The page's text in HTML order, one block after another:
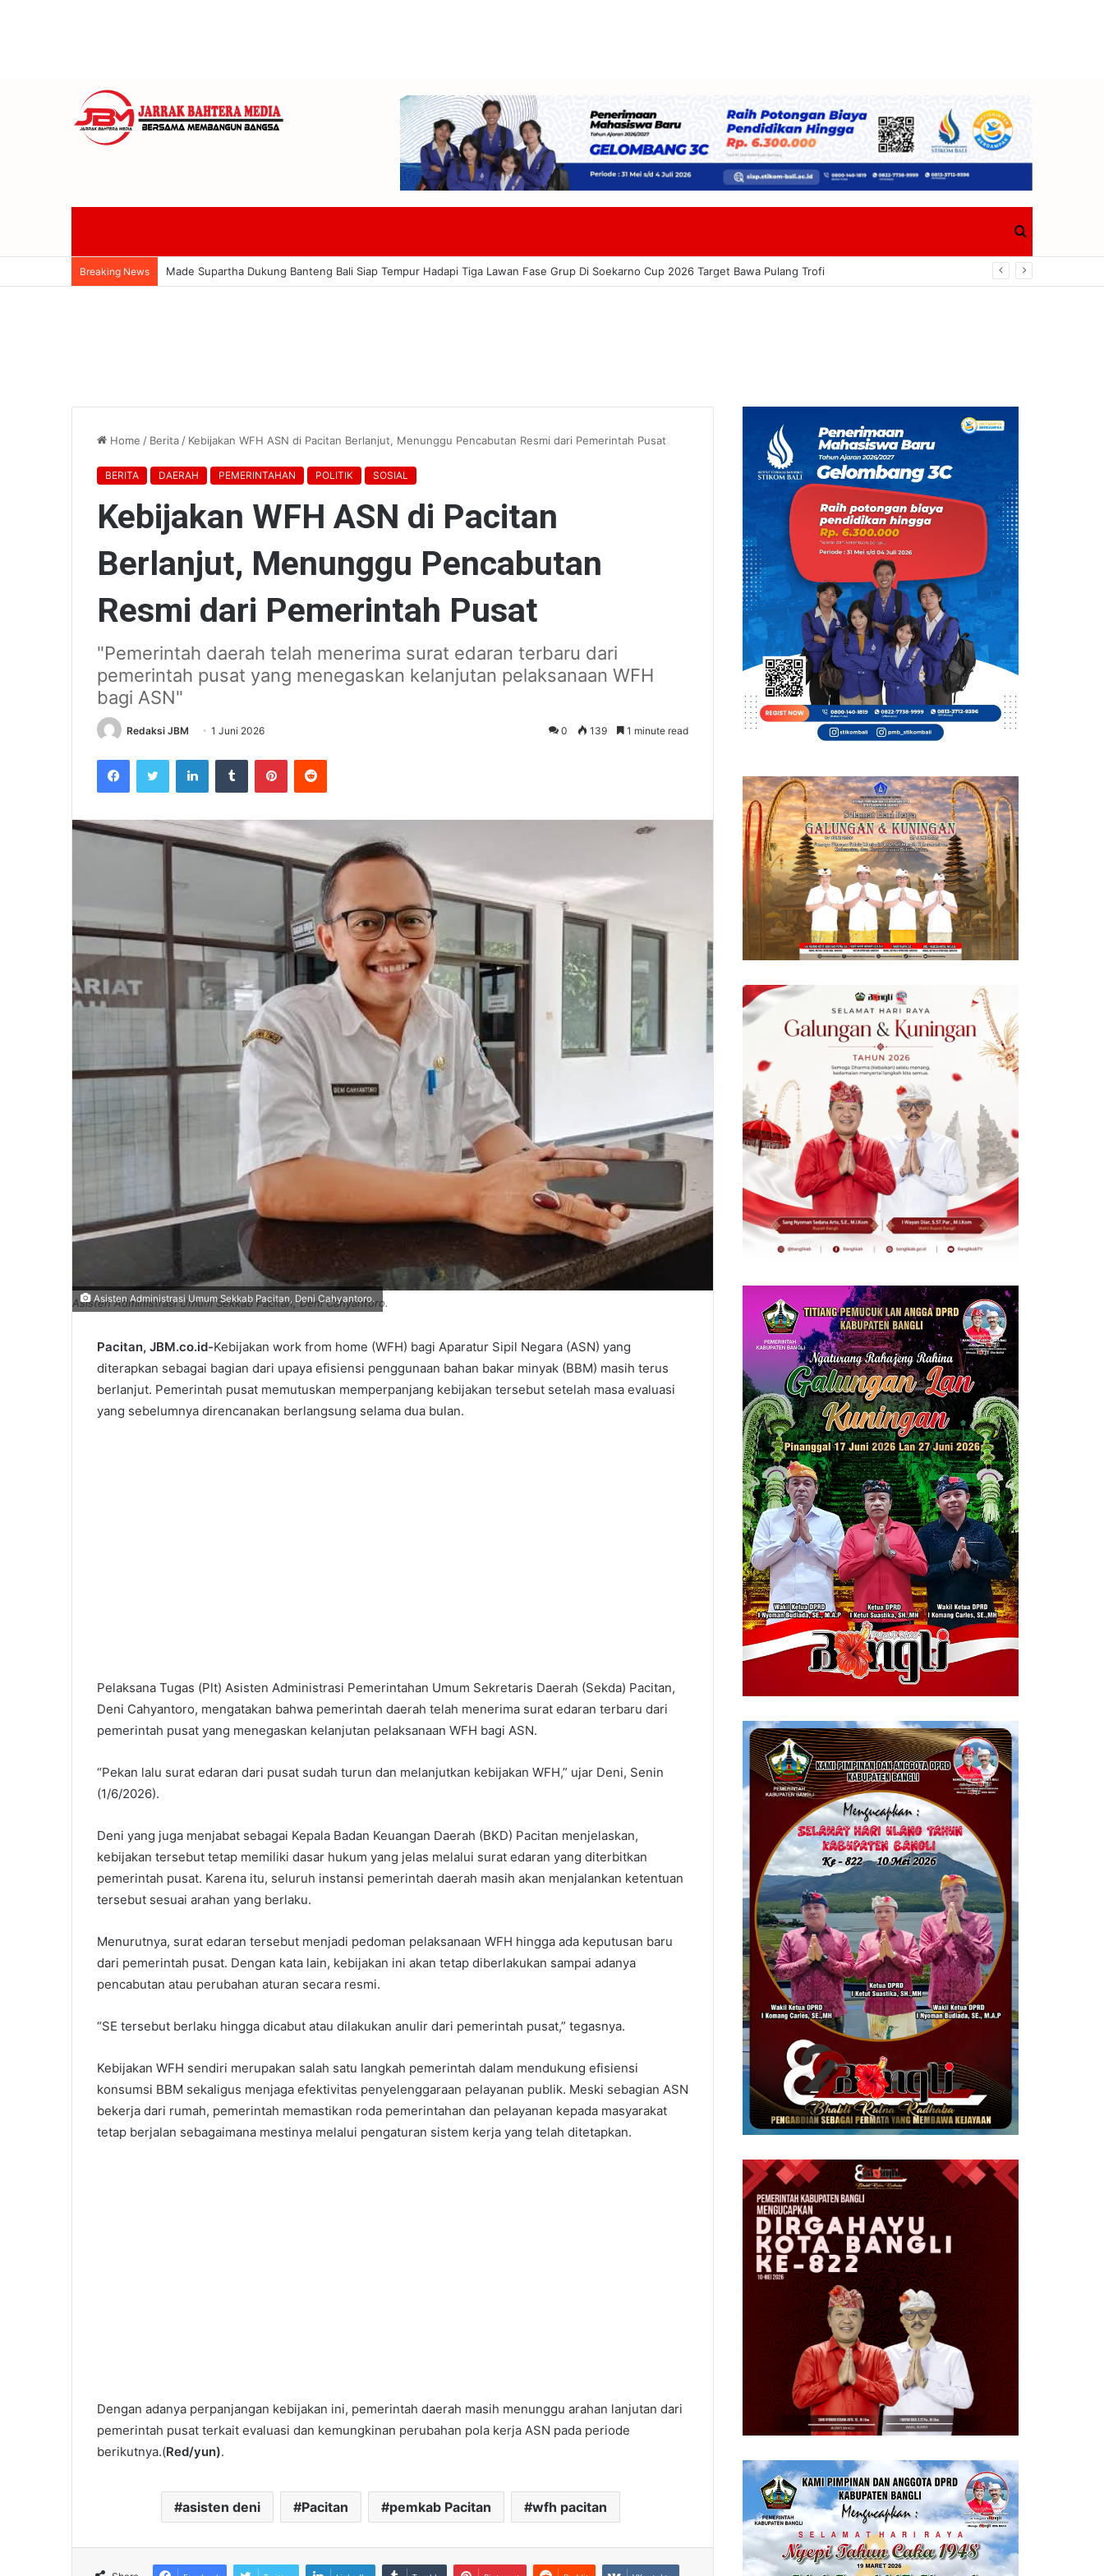
for
Breaking News Made Supartha Dukung Banteng Bali Siap Tempur Hadapi Tiga Lawan Fase Grup Di Soekarno Cup 2026 Target Bawa Pulang Trofi
Home / Berita / Kebijakan WFH ASN di Pacitan Berlanjut, Menunggu Pencabutan Resmi dari Pemerintah Pusat
BERITA DAERAH PEMERINTAHAN POLITIK SOSIAL
Kebijakan WFH ASN di Pacitan
Berlanjut, Menunggu Pencabutan
Resmi dari Pemerintah Pusat
"Pemerintah daerah telah menerima surat edaran terbaru dari
pemerintah pusat yang menegaskan kelanjutan pelaksanaan WFH
bagi ASN"
Redaksi JBM 1 Juni 2026 0 139 1 minute read
Asisten Administrasi Umum Sekkab Pacitan, Deni Cahyantoro.
Asisten Administrasi Umum Sekkab Pacitan, Deni Cahyantoro.
Pacitan, JBM.co.id-Kebijakan work from home (WFH) bagi Aparatur Sipil Negara (ASN) yang
diterapkan sebagai bagian dari upaya efisiensi penggunaan bahan bakar minyak (BBM) masih terus
berlanjut. Pemerintah pusat memutuskan memperpanjang kebijakan tersebut setelah masa evaluasi
yang sebelumnya direncanakan berlangsung selama dua bulan.
Pelaksana Tugas (Plt) Asisten Administrasi Pemerintahan Umum Sekretaris Daerah (Sekda) Pacitan,
Deni Cahyantoro, mengatakan bahwa pemerintah daerah telah menerima surat edaran terbaru dari
pemerintah pusat yang menegaskan kelanjutan pelaksanaan WFH bagi ASN.
“Pekan lalu surat edaran dari pusat sudah turun dan melanjutkan kebijakan WFH,” ujar Deni, Senin
(1/6/2026).
Deni yang juga menjabat sebagai Kepala Badan Keuangan Daerah (BKD) Pacitan menjelaskan,
kebijakan tersebut tetap memiliki dasar hukum yang jelas melalui surat edaran yang diterbitkan
pemerintah pusat. Karena itu, seluruh instansi pemerintah daerah masih akan menjalankan ketentuan
tersebut sesuai arahan yang berlaku.
Menurutnya, surat edaran tersebut menjadi pedoman pelaksanaan WFH hingga ada keputusan baru
dari pemerintah pusat. Dengan kata lain, kebijakan ini akan tetap diberlakukan sampai adanya
pencabutan atau perubahan aturan secara resmi.
“SE tersebut berlaku hingga dicabut atau dilakukan anulir dari pemerintah pusat,” tegasnya.
Kebijakan WFH sendiri merupakan salah satu langkah pemerintah dalam mendukung efisiensi
konsumsi BBM sekaligus menjaga efektivitas penyelenggaraan pelayanan publik. Meski sebagian ASN
bekerja dari rumah, pemerintah memastikan roda pemerintahan dan pelayanan kepada masyarakat
tetap berjalan sebagaimana mestinya melalui pengaturan sistem kerja yang telah ditetapkan.
Dengan adanya perpanjangan kebijakan ini, pemerintah daerah masih menunggu arahan lanjutan dari
pemerintah pusat terkait evaluasi dan kemungkinan perubahan pola kerja ASN pada periode
berikutnya.(Red/yun).
asisten deni Pacitan pemkab Pacitan wfh pacitan